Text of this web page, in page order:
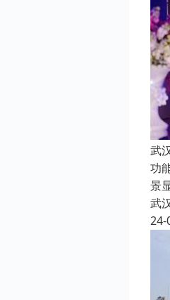
武
功
景
武
24-